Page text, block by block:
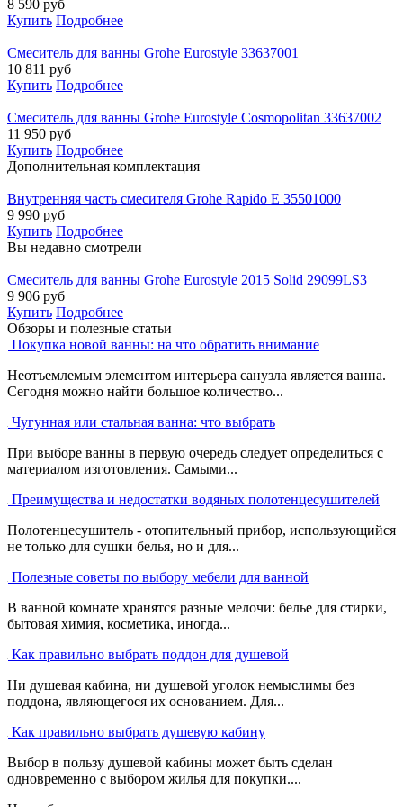
8 590 руб
Купить Подробнее
Смеситель для ванны Grohe Eurostyle 33637001
10 811 руб
Купить Подробнее
Смеситель для ванны Grohe Eurostyle Cosmopolitan 33637002
11 950 руб
Купить Подробнее
Дополнительная комплектация
Внутренняя часть смесителя Grohe Rapido E 35501000
9 990 руб
Купить Подробнее
Вы недавно смотрели
Смеситель для ванны Grohe Eurostyle 2015 Solid 29099LS3
9 906 руб
Купить Подробнее
Обзоры и полезные статьи
Покупка новой ванны: на что обратить внимание
Неотъемлемым элементом интерьера санузла является ванна.
Сегодня можно найти большое количество...
Чугунная или стальная ванна: что выбрать
При выборе ванны в первую очередь следует определиться с
материалом изготовления. Самыми...
Преимущества и недостатки водяных полотенцесушителей
Полотенцесушитель - отопительный прибор, использующийся
не только для сушки белья, но и для...
Полезные советы по выбору мебели для ванной
В ванной комнате хранятся разные мелочи: белье для стирки,
бытовая химия, косметика, иногда...
Как правильно выбрать поддон для душевой
Ни душевая кабина, ни душевой уголок немыслимы без
поддона, являющегося их основанием. Для...
Как правильно выбрать душевую кабину
Выбор в пользу душевой кабины может быть сделан
одновременно с выбором жилья для покупки....